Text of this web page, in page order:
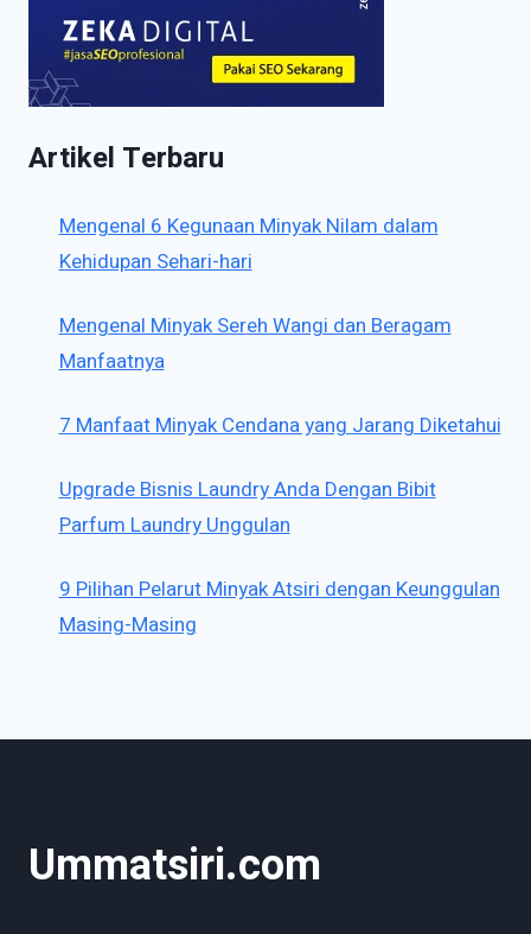
Artikel Terbaru
Mengenal 6 Kegunaan Minyak Nilam dalam
Kehidupan Sehari-hari
Mengenal Minyak Sereh Wangi dan Beragam
Manfaatnya
7 Manfaat Minyak Cendana yang Jarang Diketahui
Upgrade Bisnis Laundry Anda Dengan Bibit
Parfum Laundry Unggulan
9 Pilihan Pelarut Minyak Atsiri dengan Keunggulan
Masing-Masing
Ummatsiri.com